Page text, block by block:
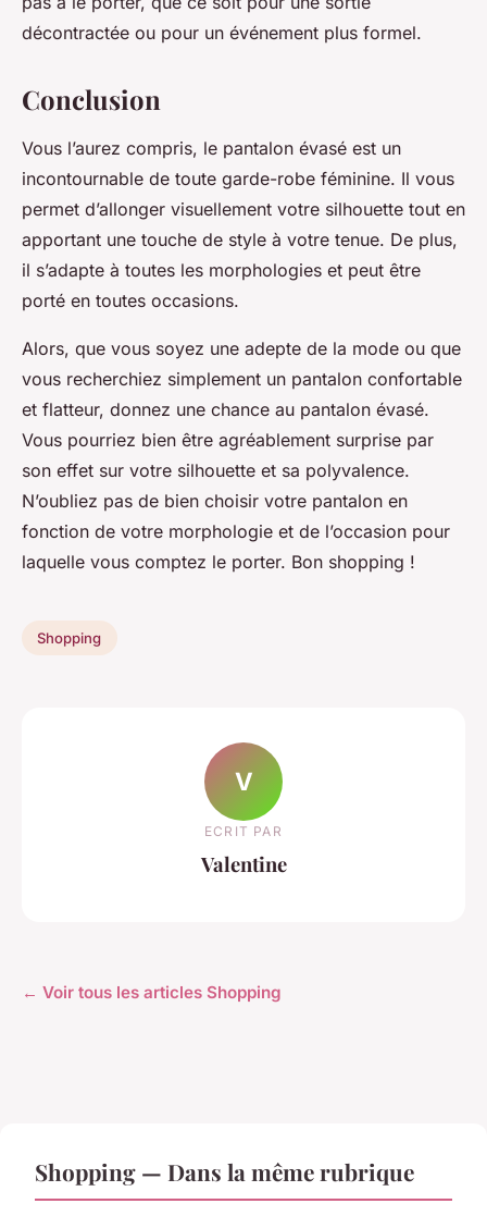
décontractée ou pour un événement plus formel.
Conclusion
Vous l’aurez compris, le pantalon évasé est un
incontournable de toute garde-robe féminine. Il vous
permet d’allonger visuellement votre silhouette tout en
apportant une touche de style à votre tenue. De plus,
il s’adapte à toutes les morphologies et peut être
porté en toutes occasions.
Alors, que vous soyez une adepte de la mode ou que
vous recherchiez simplement un pantalon confortable
et flatteur, donnez une chance au pantalon évasé.
Vous pourriez bien être agréablement surprise par
son effet sur votre silhouette et sa polyvalence.
N’oubliez pas de bien choisir votre pantalon en
fonction de votre morphologie et de l’occasion pour
laquelle vous comptez le porter. Bon shopping !
Shopping
V
ECRIT PAR
Valentine
← Voir tous les articles Shopping
Shopping — Dans la même rubrique